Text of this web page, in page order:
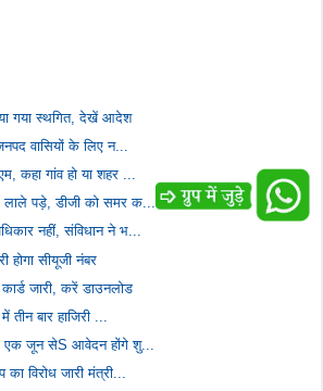
गया स्थगित, देखें आदेश
वासियों के लिए न...
कहा गांव हो या शहर ...
लाले पड़े, डीजी को समर क...
नहीं, संविधान ने भ...
होगा सीयूजी नंबर
जारी, करें डाउनलोड
तीन बार हाजिरी ...
एक जून सेS आवेदन होंगे शु...
विरोध जारी मंत्री...